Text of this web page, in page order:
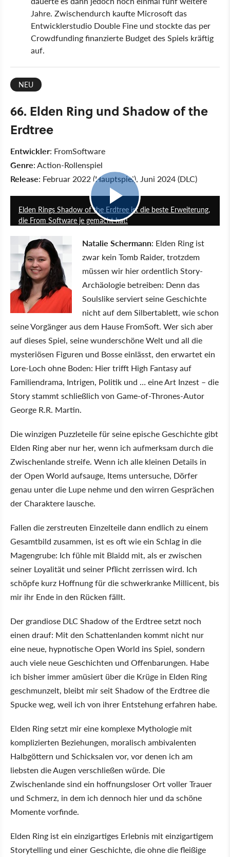
Jahre. Zwischendurch kaufte Microsoft das
Entwicklerstudio Double Fine und stockte das per
Crowdfunding finanzierte Budget des Spiels kräftig
auf.
NEU
66. Elden Ring und Shadow of the
Erdtree
Entwickler: FromSoftware
Genre: Action-Rollenspiel
Release: Februar 2022 (Hauptspiel), Juni 2024 (DLC)
Elden Rings Shadow of the Erdtree ist die beste Erweiterung,
die From Software je gemacht hat!
Natalie Schermann: Elden Ring ist
zwar kein Tomb Raider, trotzdem
müssen wir hier ordentlich Story-
Archäologie betreiben: Denn das
Soulslike serviert seine Geschichte
nicht auf dem Silbertablett, wie schon
seine Vorgänger aus dem Hause FromSoft. Wer sich aber
auf dieses Spiel, seine wunderschöne Welt und all die
mysteriösen Figuren und Bosse einlässt, den erwartet ein
Lore-Loch ohne Boden: Hier trifft High Fantasy auf
Familiendrama, Intrigen, Politik und … eine Art Inzest – die
Story stammt schließlich von Game-of-Thrones-Autor
George R.R. Martin.
Die winzigen Puzzleteile für seine epische Geschichte gibt
Elden Ring aber nur her, wenn ich aufmerksam durch die
Zwischenlande streife. Wenn ich alle kleinen Details in
der Open World aufsauge, Items untersuche, Dörfer
genau unter die Lupe nehme und den wirren Gesprächen
der Charaktere lausche.
Fallen die zerstreuten Einzelteile dann endlich zu einem
Gesamtbild zusammen, ist es oft wie ein Schlag in die
Magengrube: Ich fühle mit Blaidd mit, als er zwischen
seiner Loyalität und seiner Pflicht zerrissen wird. Ich
schöpfe kurz Hoffnung für die schwerkranke Millicent, bis
mir ihr Ende in den Rücken fällt.
Der grandiose DLC Shadow of the Erdtree setzt noch
einen drauf: Mit den Schattenlanden kommt nicht nur
eine neue, hypnotische Open World ins Spiel, sondern
auch viele neue Geschichten und Offenbarungen. Habe
ich bisher immer amüsiert über die Krüge in Elden Ring
geschmunzelt, bleibt mir seit Shadow of the Erdtree die
Spucke weg, weil ich von ihrer Entstehung erfahren habe.
Elden Ring setzt mir eine komplexe Mythologie mit
komplizierten Beziehungen, moralisch ambivalenten
Halbgöttern und Schicksalen vor, vor denen ich am
liebsten die Augen verschließen würde. Die
Zwischenlande sind ein hoffnungsloser Ort voller Trauer
und Schmerz, in dem ich dennoch hier und da schöne
Momente vorfinde.
Elden Ring ist ein einzigartiges Erlebnis mit einzigartigem
Storytelling und einer Geschichte, die ohne die fleißige